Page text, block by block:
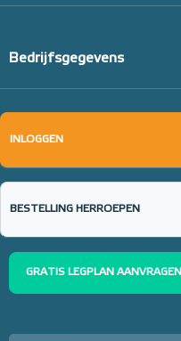
Bedrijfsgegevens
INLOGGEN
BESTELLING HERROEPEN
GRATIS LEGPLAN AANVRAGEN